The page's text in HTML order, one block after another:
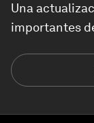
Una
importantes